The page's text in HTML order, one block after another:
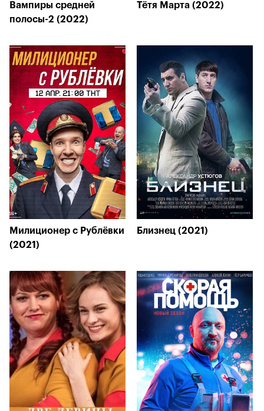
Вампиры средней
полосы-2 (2022)
Тётя Марта (2022)
Милиционер с Рублёвки
(2021)
Близнец (2021)